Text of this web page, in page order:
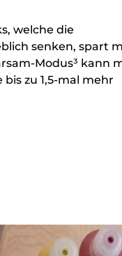
welche die
senken, spart
Modus³ kann
zu 1,5-mal mehr